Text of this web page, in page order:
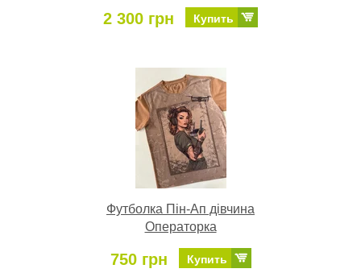
2 300 грн Купить
Футболка Пін-Ап дівчина
Операторка
750 грн Купить